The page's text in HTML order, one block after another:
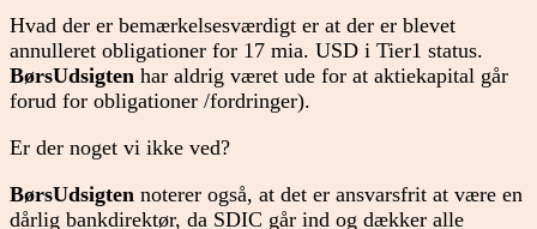
Hvad der er bemærkelsesværdigt er at der er blevet
annulleret obligationer for 17 mia. USD i Tier1 status.
BørsUdsigten har aldrig været ude for at aktiekapital går
forud for obligationer /fordringer).
Er der noget vi ikke ved?
BørsUdsigten noterer også, at det er ansvarsfrit at være en
dårlig bankdirektør, da SDIC går ind og dækker alle